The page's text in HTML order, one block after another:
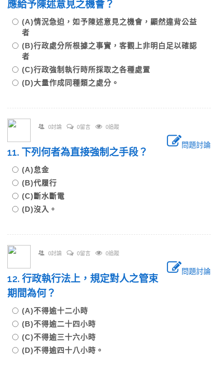
應給予陳述意見之機會？
(A)情況急迫，如予陳述意見之機會，顯然違背公益
者
(B)行政處分所根據之事實，客觀上非明白足以確認
者
(C)行政強制執行時所採取之各種處置
(D)大量作成同種類之處分。
0討論 0留言 0追蹤
問題討論
11. 下列何者為直接強制之手段？
(A)怠金
(B)代履行
(C)斷水斷電
(D)沒入。
0討論 0留言 0追蹤
問題討論
12. 行政執行法上，規定對人之管束
期間為何？
(A)不得逾十二小時
(B)不得逾二十四小時
(C)不得逾三十六小時
(D)不得逾四十八小時。